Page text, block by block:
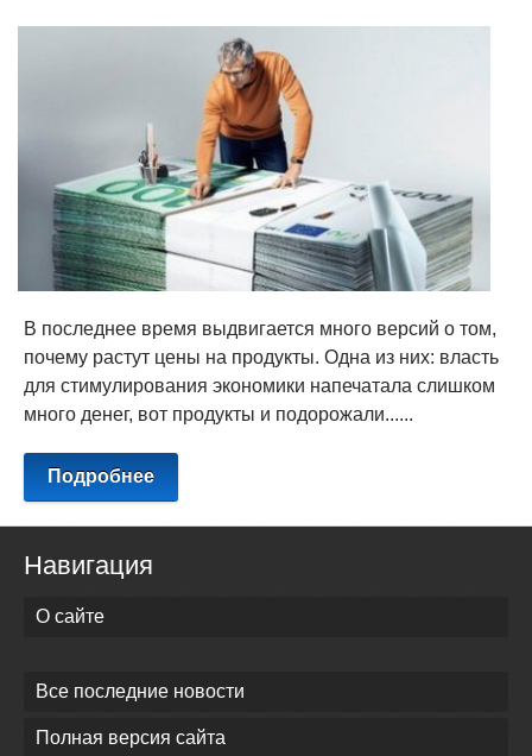
В последнее время выдвигается много версий о том,
почему растут цены на продукты. Одна из них: власть
для стимулирования экономики напечатала слишком
много денег, вот продукты и подорожали......
Подробнее
Навигация
О сайте
Все последние новости
Полная версия сайта